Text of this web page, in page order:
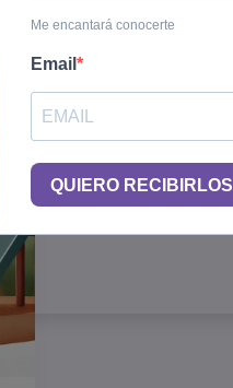
Me encantará conocerte
Email
QUIERO RECIBIRLOS